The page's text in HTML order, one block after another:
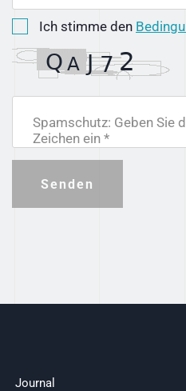
Ich stimme den
Spamschutz: Geben Sie
Zeichen ein *
Senden
Journal